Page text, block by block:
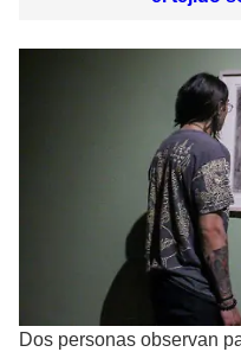
Dos personas observan